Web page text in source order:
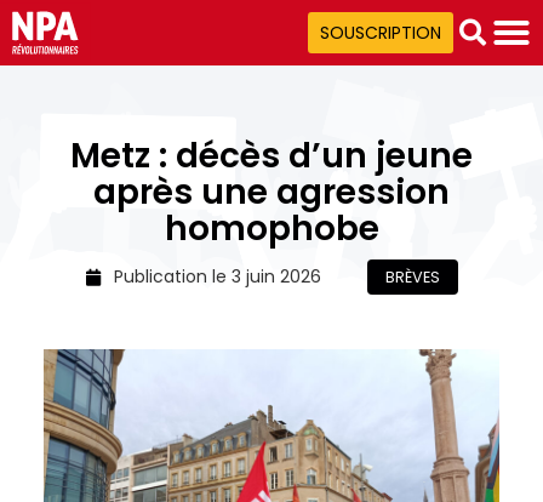
SOUSCRIPTION
Metz : décès d’un jeune
après une agression
homophobe
Publication le3 juin 2026 BRÈVES